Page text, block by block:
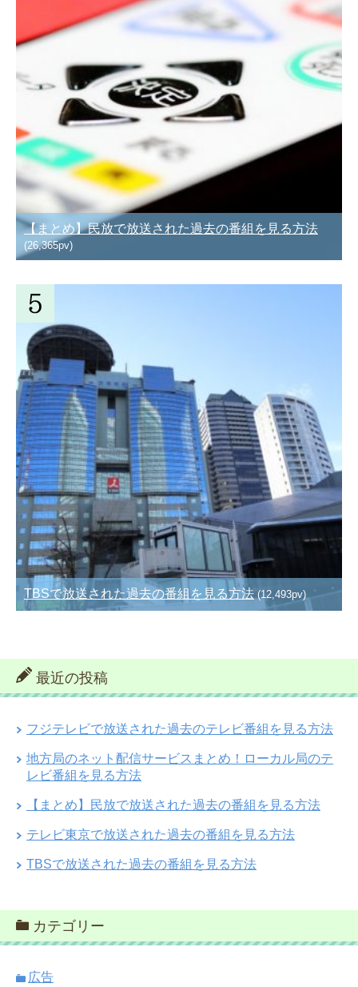
【まとめ】民放で放送された過去の番組を見る方法
(26,365pv)
TBSで放送された過去の番組を見る方法 (12,493pv)
最近の投稿
フジテレビで放送された過去のテレビ番組を見る方法
地方局のネット配信サービスまとめ！ローカル局のテ
レビ番組を見る方法
【まとめ】民放で放送された過去の番組を見る方法
テレビ東京で放送された過去の番組を見る方法
TBSで放送された過去の番組を見る方法
カテゴリー
広告